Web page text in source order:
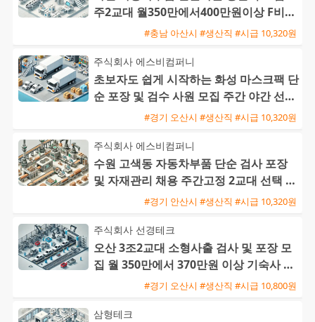
주2교대 월350만에서400만원이상 F비자
교포가능 즉시출근환영
#충남 아산시 #생산직 #시급 10,320원
주식회사 에스비컴퍼니
초보자도 쉽게 시작하는 화성 마스크팩 단
순 포장 및 검수 사원 모집 주간 야간 선택
#경기 오산시 #생산직 #시급 10,320원
주식회사 에스비컴퍼니
수원 고색동 자동차부품 단순 검사 포장
및 자재관리 채용 주간고정 2교대 선택 가
#경기 안산시 #생산직 #시급 10,320원
주식회사 선경테크
오산 3조2교대 소형사출 검사 및 포장 모
집 월 350만에서 370만원 이상 기숙사 지
원 및 통근버스 운행
#경기 오산시 #생산직 #시급 10,800원
삼형테크